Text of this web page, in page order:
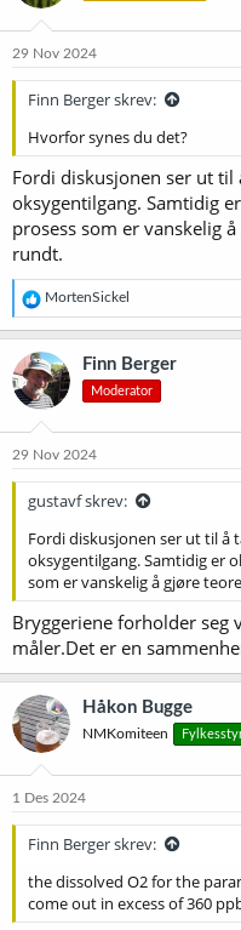
o
e
29 Nov 2024
Finn Berger skrev:
Hvorfor synes du det?
Fordi diskusjonen ser ut
oksygentilgang. Samtidig
prosess som er vanskelig
rundt.
R
e
a
k
s
j
o
e
MortenSickel
Finn Berger
Moderator
29 Nov 2024
gustavf skrev:
Fordi diskusjonen ser ut til å
oksygentilgang. Samtidig er
som er vanskelig å gjøre
Bryggeriene forholder seg
måler.Det er en
Håkon Bugge
NMKomiteen
1 Des 2024
Finn Berger skrev:
the dissolved O2 for the
come out in excess of 360